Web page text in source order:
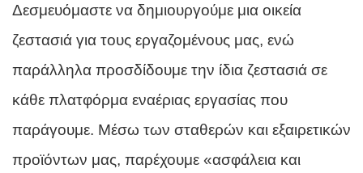
Δεσμευόμαστε να δημιουργούμε μια οικεία
ζεστασιά για τους εργαζομένους μας, ενώ
παράλληλα προσδίδουμε την ίδια ζεστασιά σε
κάθε πλατφόρμα εναέριας εργασίας που
παράγουμε. Μέσω των σταθερών και εξαιρετικών
προϊόντων μας, παρέχουμε «ασφάλεια και